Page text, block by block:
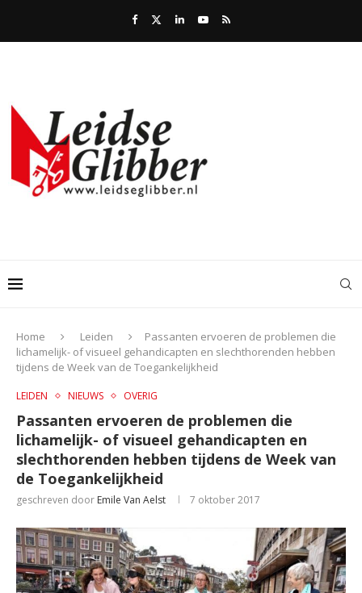
Home Leiden
Passanten ervoeren de problemen die
lichamelijk- of visueel gehandicapten en slechthorenden hebben
tijdens de Week van de Toegankelijkheid
LEIDEN NIEUWS OVERIG
Passanten ervoeren de problemen die
lichamelijk- of visueel gehandicapten en
slechthorenden hebben tijdens de Week van
de Toegankelijkheid
geschreven door Emile Van Aelst 7 oktober 2017